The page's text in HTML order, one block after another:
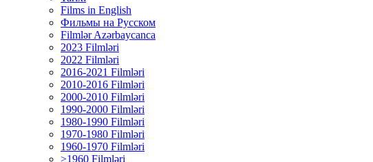
Films in English
Фильмы на Русском
Filmlər Azərbaycanca
2023 Filmləri
2022 Filmləri
2016-2021 Filmləri
2010-2016 Filmləri
2000-2010 Filmləri
1990-2000 Filmləri
1980-1990 Filmləri
1970-1980 Filmləri
1960-1970 Filmləri
>1960 Filmləri